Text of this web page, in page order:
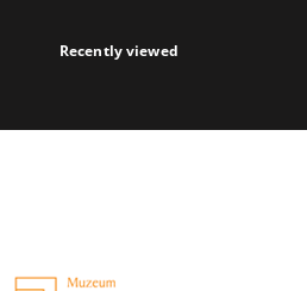
Recently viewed